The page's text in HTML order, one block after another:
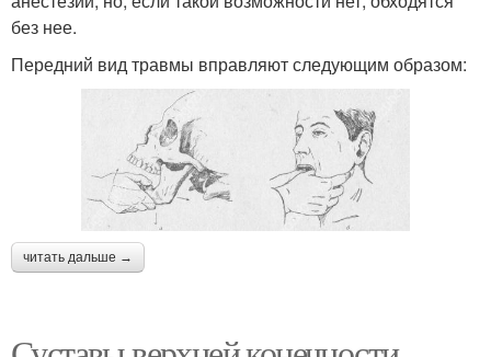
без нее.
Передний вид травмы вправляют следующим образом:
читать дальше →